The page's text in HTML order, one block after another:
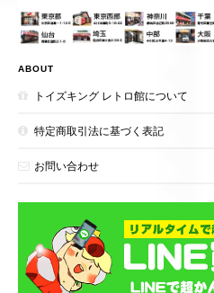
ABOUT
トイズキング レトロ館について
特定商取引法に基づく表記
お問い合わせ